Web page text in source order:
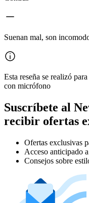
Suenan mal, son
Esta reseña se realizó
con micrófono
Suscríbete al
recibir ofertas
Ofertas exclusivas
Acceso anticipado
Consejos sobre